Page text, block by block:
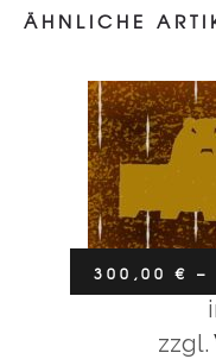
ÄHNLICHE
300,00€ –
zzgl.